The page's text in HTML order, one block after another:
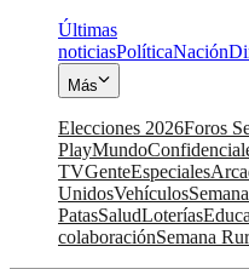
Últimas
noticiasPolíticaNación
Más
Elecciones 2026Foros
PlayMundo
TVGenteEspeciales
UnidosVehículos
PatasSaludLoterías
colaboraciónSemana